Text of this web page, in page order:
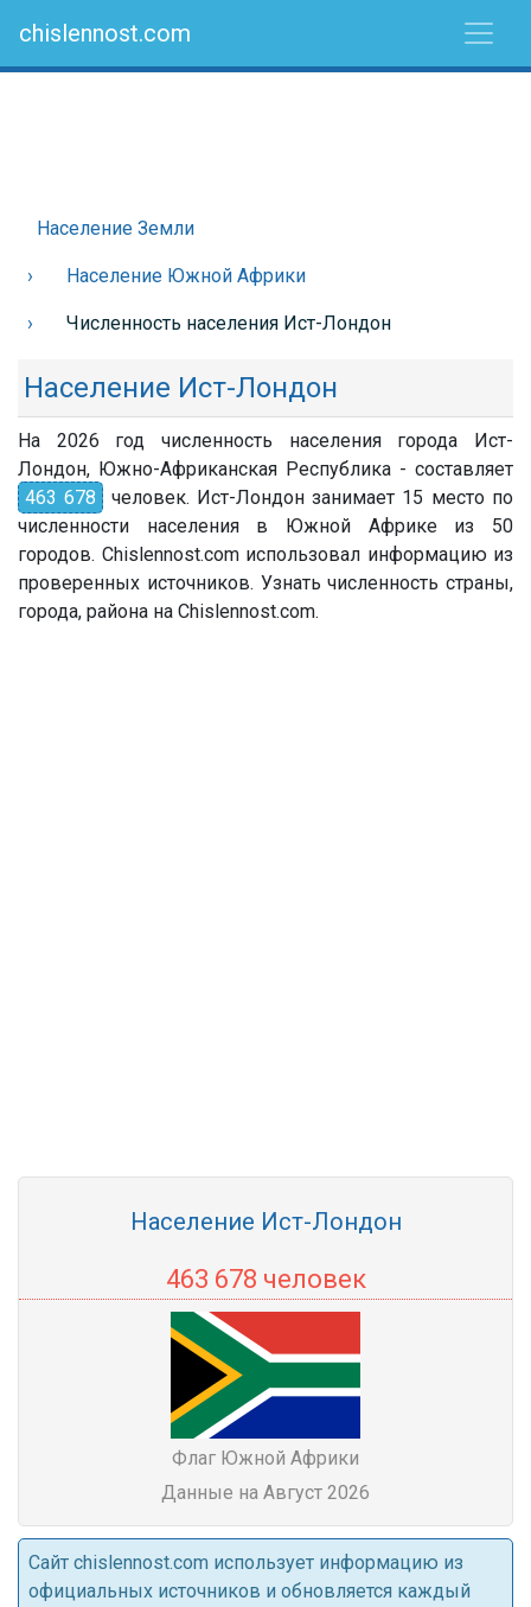
chislennost.com
Население Земли
Население Южной Африки
Численность населения Ист-Лондон
Население Ист-Лондон
На 2026 год численность населения города Ист-
Лондон, Южно-Африканская Республика - составляет
463 678
человек. Ист-Лондон занимает 15 место по
численности населения в Южной Африке из 50
городов. Chislennost.com использовал информацию из
проверенных источников. Узнать численность страны,
города, района на Chislennost.com.
Население Ист-Лондон
463 678 человек
Флаг Южной Африки
Данные на Август 2026
Cайт chislennost.com использует информацию из
официальных источников и обновляется каждый